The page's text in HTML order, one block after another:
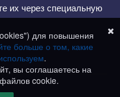
их через специальную
для повышения
больше о том, какие
.
вы соглашаетесь на
cookie.